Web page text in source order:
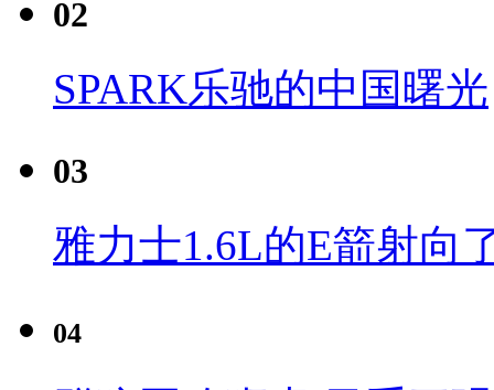
02
SPARK乐驰的中国曙光
03
雅力士1.6L的E箭射向
04